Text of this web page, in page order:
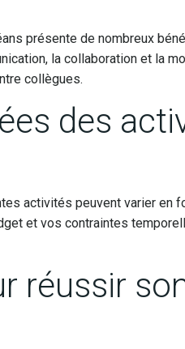
présente de nombreux
la collaboration et la
collègues.
des
activités peuvent varier en
et vos contraintes
réussir